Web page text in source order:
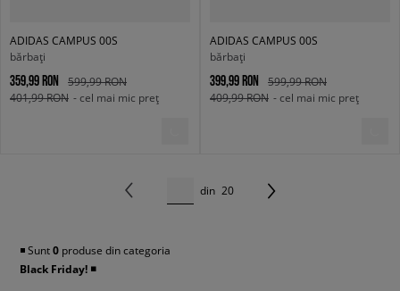
ADIDAS CAMPUS 00S
bărbați
359,99 RON
599,99 RON
401,99 RON - cel mai mic preț
ADIDAS CAMPUS 00S
bărbați
399,99 RON
599,99 RON
409,99 RON - cel mai mic preț
din 20
◾️ Sunt0 produse din categoria
Black Friday! ◾️